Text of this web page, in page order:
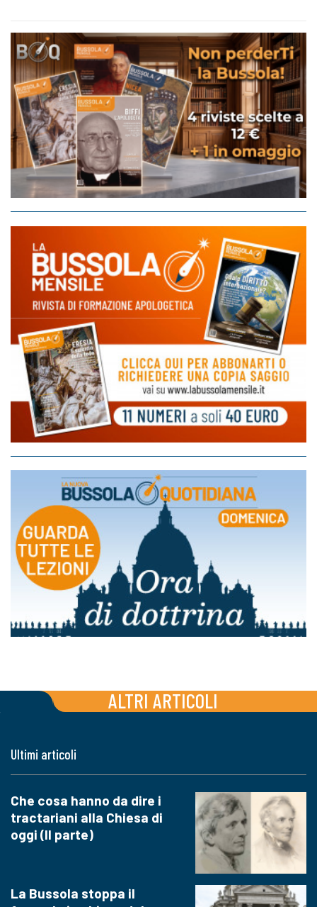
ALTRI ARTICOLI
Ultimi articoli
Che cosa hanno da dire i
tractariani alla Chiesa di
oggi (II parte)
La Bussola stoppa il